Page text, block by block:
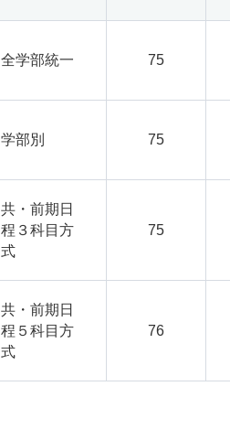
全学部統一 75
学部別 75
共・前期日
程３科目方
式
75
共・前期日
程５科目方
式
76